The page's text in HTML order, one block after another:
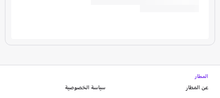
المطار
عن المطار سياسة الخصوصية